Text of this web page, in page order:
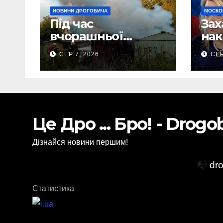
НОВИНИ ДРОГОБИЧА
Під час
вчорашньої
пожежі у
Дрогобичі:
“врятовано” 4
СЕР 7, 2026
Це Дро ... Бро! -
Дізнайся новини першим!
📭
Статистика